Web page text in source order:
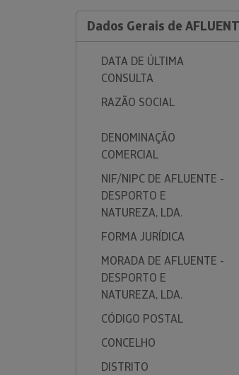
Dados Gerais de
DATA DE ÚLTIMA
CONSULTA
RAZÃO SOCIAL
DENOMINAÇÃO
COMERCIAL
NIF/NIPC DE AFLUENTE -
DESPORTO E
NATUREZA, LDA.
FORMA JURÍDICA
MORADA DE AFLUENTE -
DESPORTO E
NATUREZA, LDA.
CÓDIGO POSTAL
CONCELHO
DISTRITO